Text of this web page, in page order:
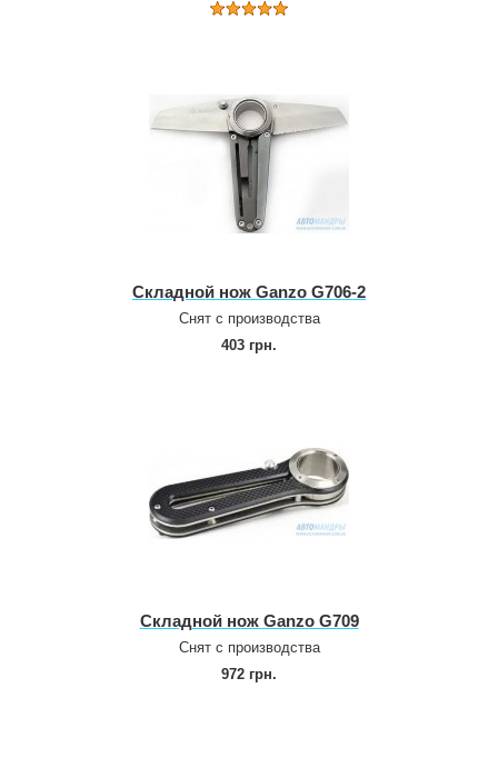
Складной нож Ganzo G706‑2
Снят с производства
403 грн.
Складной нож Ganzo G709
Снят с производства
972 грн.